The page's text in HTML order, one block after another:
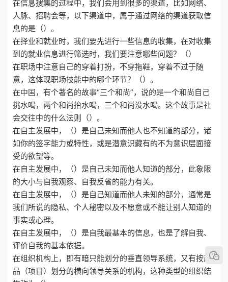
在信息搜集的过程中，我们会用到很多的渠道，比如网络、
人脉、招聘会等，以下渠道中，属于通过网络的渠道获取信
息的是（）。
在择业和就业时，我们要先进行一些信息的收集，在对收集
到的就业信息进行筛选时，我们要注意哪些问题？（）
在职场中注意自己的穿着打扮，不穿拖鞋，穿着不过于随
意，这体现职场技能中的哪个环节？（）。
在中国，有个著名的故事“三个和尚”，说的是一个和尚自己
挑水喝，两个和尚抬水喝，三个和尚没水喝。这个故事是社
会交往中的什么法则（）。
在自主发展中，（）是自己未知而他人也不知道的部分，诸
如你的签字能力或特性，或是潜意识藏有的不为意识层面接
受的欲望等。
在自主发展中，（）是自己未知而他人知道的部分，此象限
的大小与自我观察、自我反省的能力有关。
在自主发展中，（）是自己知道而他人未知的部分，通常是
我们所说的隐私、个人秘密以及不愿意或不能让别人知道的
事实或心理。
在自主发展中，（）是自我最基本的信息，也是了解自我、
评价自我的基本依据。
在组织机构上，即有暗只能划分的垂直领导系统，又有按产
品（项目）划分的横向领导关系的机构，这种类型的组织结